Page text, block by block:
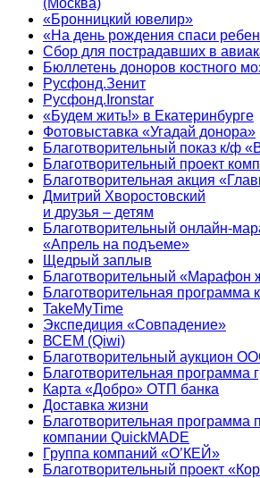
«Бронницкий ювелир»
«На день рождения спаси
Сбор для пострадавших в
Бюллетень доноров костного
Русфонд.Зенит
Русфонд.Ironstar
«Будем жить!» в Екатеринбурге
Фотовыставка «Угадай донора»
Благотворительный показ к/ф
Благотворительный проект
Благотворительная акция
Дмитрий Хворостовский
и друзья – детям
Благотворительный
«Апрель на подъеме»
Щедрый заплыв
Благотворительный «Марафон
Благотворительная программа
TakeMyTime
Экспедиция «Совпадение»
ВСЕМ (Qiwi)
Благотворительный аукцион
Благотворительная программа
Карта «Добро» ОТП банка
Доставка жизни
Благотворительная программа
компании QuickMADE
Группа компаний «О’КЕЙ»
Благотворительный проект